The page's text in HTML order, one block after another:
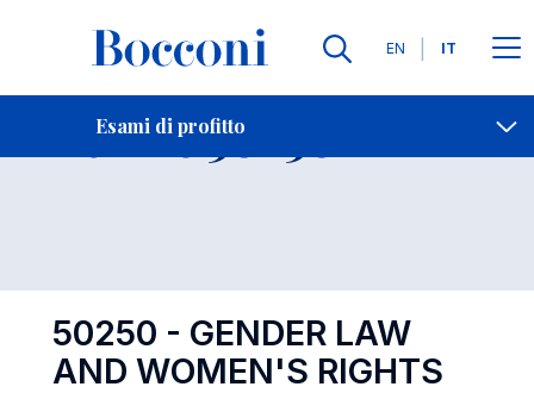
Lingue
EN IT
Esami di profitto
Contatti
Esame 50250 Open
50250 - GENDER LAW
AND WOMEN'S RIGHTS